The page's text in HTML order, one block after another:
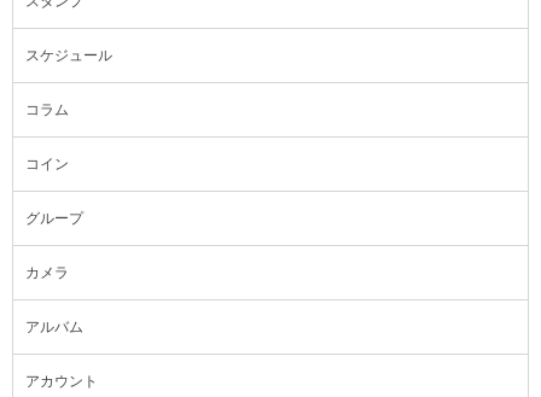
スケジュール
コラム
コイン
グループ
カメラ
アルバム
アカウント